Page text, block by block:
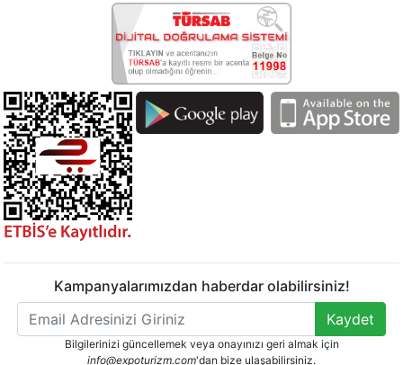
Kampanyalarımızdan haberdar olabilirsiniz!
Kaydet
Bilgilerinizi güncellemek veya onayınızı geri almak için
info@expoturizm.com'dan bize ulaşabilirsiniz.